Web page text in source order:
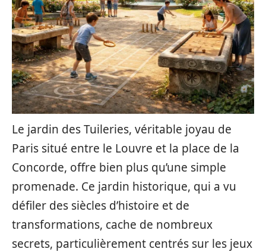
Le jardin des Tuileries, véritable joyau de
Paris situé entre le Louvre et la place de la
Concorde, offre bien plus qu’une simple
promenade. Ce jardin historique, qui a vu
défiler des siècles d’histoire et de
transformations, cache de nombreux
secrets, particulièrement centrés sur les jeux